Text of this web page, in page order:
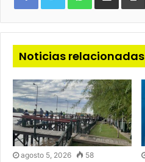
mail
Noticias relacionadas
agosto 5, 2026 58